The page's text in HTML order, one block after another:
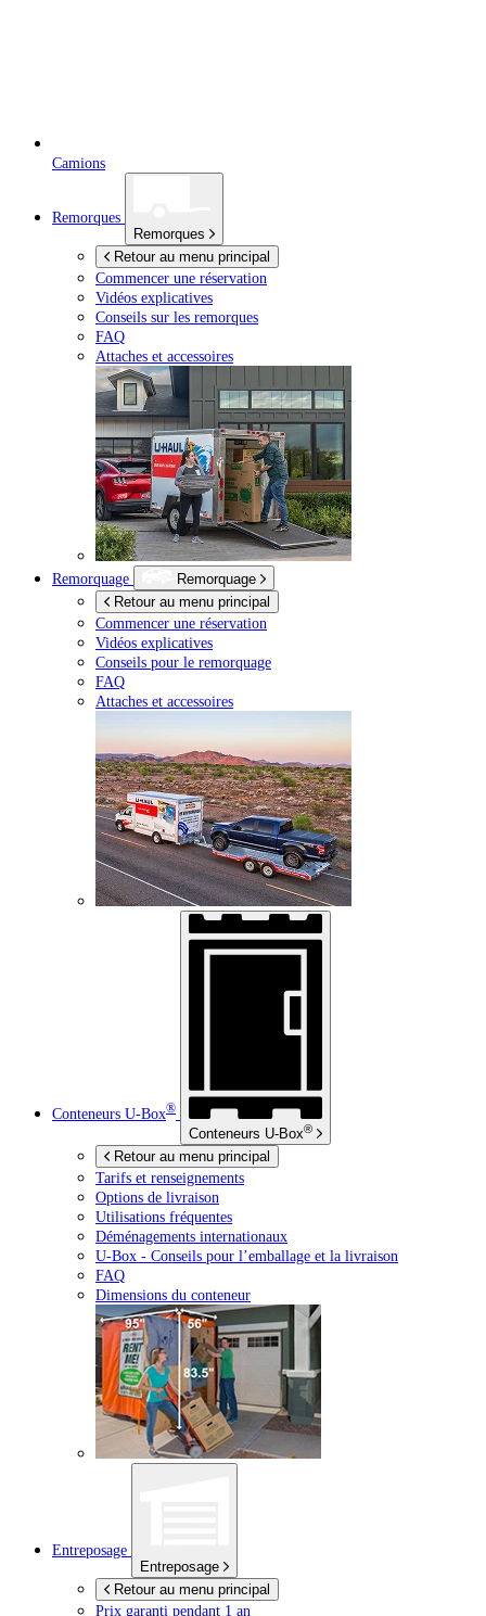
Camions
Remorques
Remorques
Retour au menu principal
Commencer une réservation
Vidéos explicatives
Conseils sur les remorques
FAQ
Attaches et accessoires
Remorquage
Remorquage
Retour au menu principal
Commencer une réservation
Vidéos explicatives
Conseils pour le remorquage
FAQ
Attaches et accessoires
Conteneurs U-Box®
Conteneurs U-Box®
Retour au menu principal
Tarifs et renseignements
Options de livraison
Utilisations fréquentes
Déménagements internationaux
U-Box - Conseils pour l’emballage et la livraison
FAQ
Dimensions du conteneur
Entreposage
Entreposage
Retour au menu principal
Prix garanti pendant 1 an